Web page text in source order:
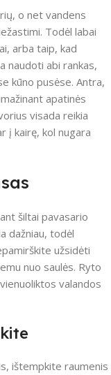
o net vandens
Todėl labai
arba taip, kad
naudoti abi rankas,
kūno pusėse. Antra,
apatinės
visada reikia
į kairę, kol nugara
šiltai pavasario
dažniau, todėl
užsidėti
nuo saulės. Ryto
valandos
ištempkite raumenis